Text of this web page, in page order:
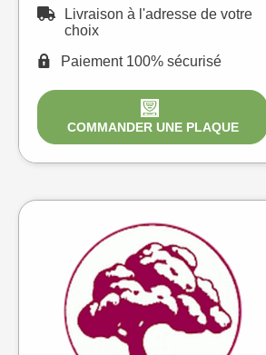
Livraison à l'adresse de votre
choix
Paiement 100% sécurisé
COMMANDER UNE PLAQUE